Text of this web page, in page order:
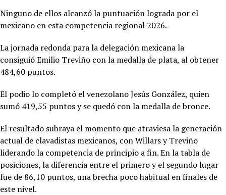
Ninguno de ellos alcanzó la puntuación lograda por el
mexicano en esta competencia regional 2026.
La jornada redonda para la delegación mexicana la
consiguióEmilio Treviño con la medalla de plata, al obtener
484,60 puntos.
El podio lo completó el venezolano Jesús González, quien
sumó 419,55 puntos y se quedó con la medalla de bronce.
El resultado subraya el momento que atraviesa la generación
actual de clavadistas mexicanos, con Willars y Treviño
liderando la competencia de principio a fin. En la tabla de
posiciones, la diferencia entre el primero y el segundo lugar
fue de 86,10 puntos, una brecha poco habitual en finales de
este nivel.